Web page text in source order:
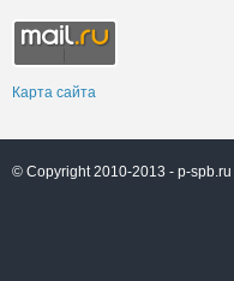
Карта сайта
© Copyright 2010-2013 - p-spb.ru